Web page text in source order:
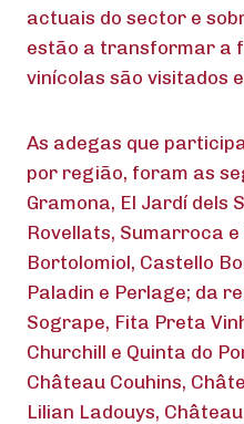
actuais do sector e
estão a transformar a
vinícolas são visitados
As adegas que
por região, foram as
Gramona, El Jardí dels
Rovellats, Sumarroca e
Bortolomiol, Castello
Paladin e Perlage; da
Sogrape, Fita Preta
Churchill e Quinta do
Château Couhins,
Lilian Ladouys,